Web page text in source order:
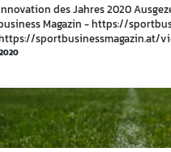
des Jahres 2020
Magazin - https://
sportbusinessmagazin.at/